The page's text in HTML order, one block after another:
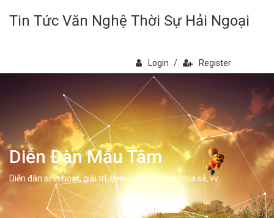
Tin Tức Văn Nghệ Thời Sự Hải Ngoại
Login / Register
Diễn Đàn Mẫu Tâm
Diễn đàn sinh hoạt, giải trí, bình luân, học hỏi, chia sẻ, vv.